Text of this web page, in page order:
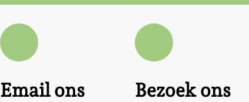
Email ons Bezoek ons